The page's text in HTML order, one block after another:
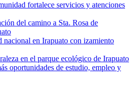
fortalece servicios y atenciones
del camino a Sta. Rosa de
nacional en Irapuato con izamiento
en el parque ecológico de Irapuato
oportunidades de estudio, empleo y